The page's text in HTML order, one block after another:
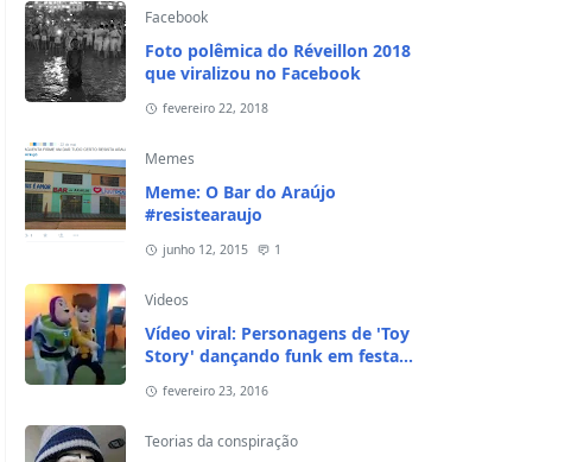
blogger.googleusercontent.com/img/b/R29vZ2xl/
blogger.googleusercontent.com/img/b/R29vZ2xl/
Facebook
Foto polêmica do Réveillon 2018
que viralizou no Facebook
fevereiro 22, 2018
Memes
Meme: O Bar do Araújo
#resistearaujo
junho 12, 2015 1
Videos
Vídeo viral: Personagens de 'Toy
Story' dançando funk em festa
fevereiro 23, 2016
Teorias da conspiração